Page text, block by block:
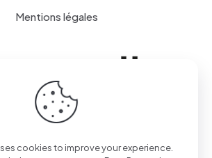
Mentions légales
cookies to improve your experience.